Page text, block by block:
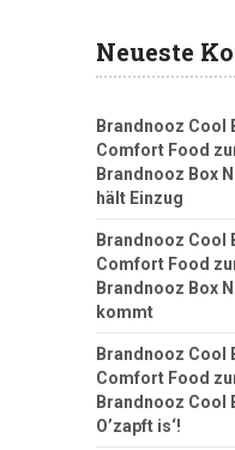
Neueste
Brandnooz Cool
Comfort Food
Brandnooz Box
hält Einzug
Brandnooz Cool
Comfort Food
Brandnooz Box
kommt
Brandnooz Cool
Comfort Food
Brandnooz Cool
O’zapft is‘!